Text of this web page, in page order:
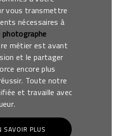
vous transmettre
nécessaires à
photographe
métier est avant
et le partager
encore plus
Toute notre
et travaille avec
SAVOIR PLUS